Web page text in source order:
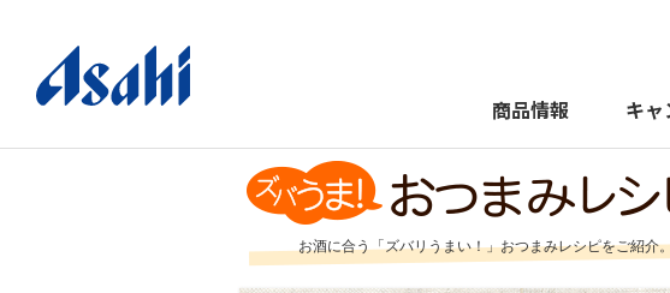
商品情報 キャ
お酒に合う「ズバリうまい！」おつまみレシピをご紹介